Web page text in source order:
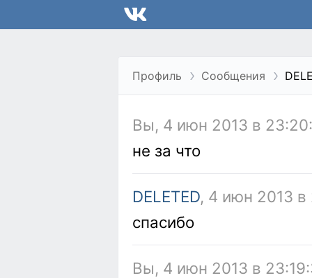
Профиль Сообщения
Вы, 4 июн 2013 в
не за что
DELETED, 4 июн 2013
спасибо
Вы, 4 июн 2013 в